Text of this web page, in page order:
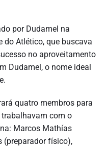
por Dudamel na
do Atlético, que buscava
no aproveitamento
Dudamel, o nome ideal
quatro membros para
com o
Marcos Mathías
(preparador físico),